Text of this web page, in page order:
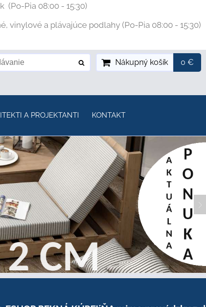
(Po-Pia 08:00 - 15:30)
vinylové a plávajúce podlahy (Po-Pia 08:00 - 15:30)
Nákupný košík 0 €
A PROJEKTANTI KONTAKT